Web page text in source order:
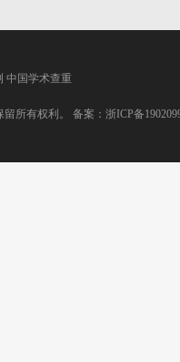
中国学术查重
留所有权利。 备案： 浙ICP备